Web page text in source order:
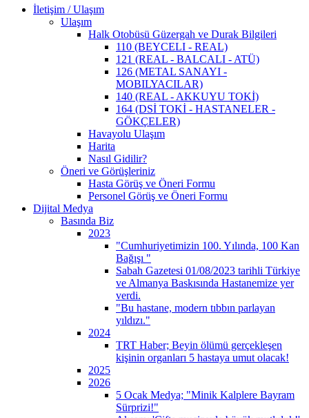
İletişim / Ulaşım
Ulaşım
Halk Otobüsü Güzergah ve Durak Bilgileri
110 (BEYCELI - REAL)
121 (REAL - BALCALI - ATÜ)
126 (METAL SANAYI -
MOBILYACILAR)
140 (REAL - AKKUYU TOKİ)
164 (DSİ TOKİ - HASTANELER -
GÖKÇELER)
Havayolu Ulaşım
Harita
Nasıl Gidilir?
Öneri ve Görüşleriniz
Hasta Görüş ve Öneri Formu
Personel Görüş ve Öneri Formu
Dijital Medya
Basında Biz
2023
"Cumhuriyetimizin 100. Yılında, 100 Kan
Bağışı "
Sabah Gazetesi 01/08/2023 tarihli Türkiye
ve Almanya Baskısında Hastanemize yer
verdi.
"Bu hastane, modern tıbbın parlayan
yıldızı."
2024
TRT Haber; Beyin ölümü gerçekleşen
kişinin organları 5 hastaya umut olacak!
2025
2026
5 Ocak Medya; "Minik Kalplere Bayram
Sürprizi!"